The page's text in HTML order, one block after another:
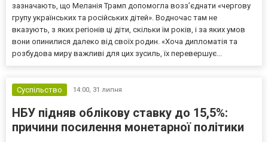
зазначають, що Меланія Трамп допомогла возз’єднати «чергову
групу українських та російських дітей». Водночас там не
вказують, з яких регіонів ці діти, скільки їм років, і за яких умов
вони опинилися далеко від своїх родин. «Хоча дипломатія та
розбудова миру важливі для цих зусиль, їх перевершує...
Суспільство 14:00, 31 липня
НБУ підняв облікову ставку до 15,5%:
причини посилення монетарної політики